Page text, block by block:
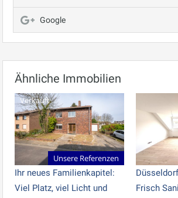
Google
Ähnliche Immobilien
Verkauft
Unsere Referenzen
Ihr neues Familienkapitel:
Viel Platz, viel Licht und
Frisch